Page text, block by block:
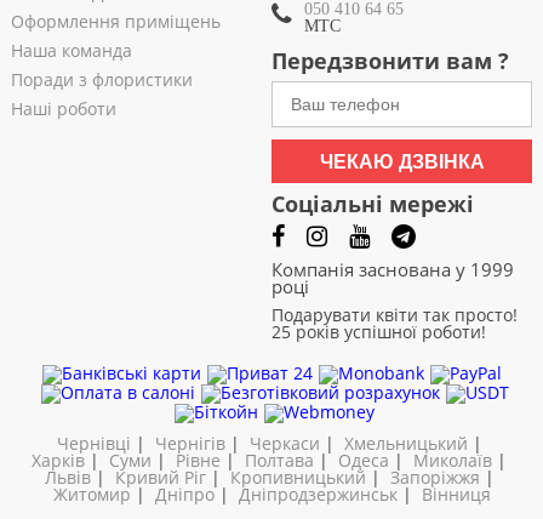
Оформлення приміщень
Наша команда
Поради з флористики
Наші роботи
050 410 64 65
МТС
Передзвонити вам ?
ЧЕКАЮ ДЗВІНКА
Соціальні мережі
Компанія заснована у 1999
році
Подарувати квіти так просто!
25 років успішної роботи!
Чернівці | Чернігів| Черкаси | Хмельницький |
Харків | Суми | Рівне | Полтава | Одеса | Миколаїв |
Львів| Кривий Ріг|Кропивницький | Запоріжжя |
Житомир | Дніпро| Дніпродзержинськ| Вінниця